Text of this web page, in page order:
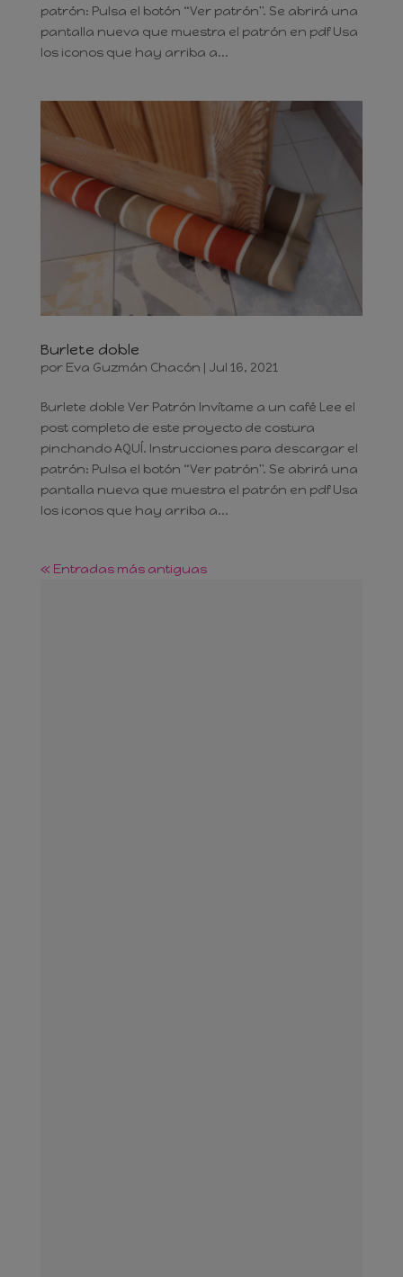
patrón: Pulsa el botón “Ver patrón". Se abrirá una
pantalla nueva que muestra el patrón en pdf Usa
los iconos que hay arriba a...
Burlete doble
por Eva Guzmán Chacón | Jul 16, 2021
Burlete doble Ver Patrón Invítame a un café Lee el
post completo de este proyecto de costura
pinchando AQUÍ. Instrucciones para descargar el
patrón: Pulsa el botón “Ver patrón". Se abrirá una
pantalla nueva que muestra el patrón en pdf Usa
los iconos que hay arriba a...
« Entradas más antiguas